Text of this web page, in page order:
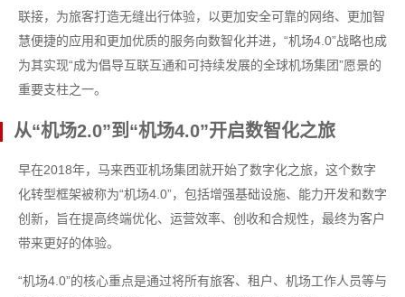
联接，为旅客打造无缝出行体验，以更加安全可靠的网络、更加智
慧便捷的应用和更加优质的服务向数智化并进，“机场4.0”战略也成
为其实现“成为倡导互联互通和可持续发展的全球机场集团”愿景的
重要支柱之一。
从“机场2.0”到“机场4.0”开启数智化之旅
早在2018年，马来西亚机场集团就开始了数字化之旅，这个数字
化转型框架被称为“机场4.0”，包括增强基础设施、能力开发和数字
创新，旨在提高终端优化、运营效率、创收和合规性，最终为客户
带来更好的体验。
“机场4.0”的核心重点是通过将所有旅客、租户、机场工作人员等与